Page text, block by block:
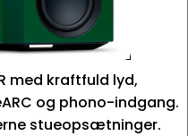
med kraftfuld lyd,
og phono-indgang.
stueopsætninger.